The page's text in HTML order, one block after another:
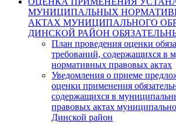
МУНИЦИПАЛЬНЫХ
АКТАХ МУНИЦИПАЛЬНОГО
ДИНСКОЙ РАЙОН
План проведения оценки
требований, содержащихся в
нормативных правовых актах
Уведомления о приеме
оценки применения
содержащихся в
правовых актах
Динской район